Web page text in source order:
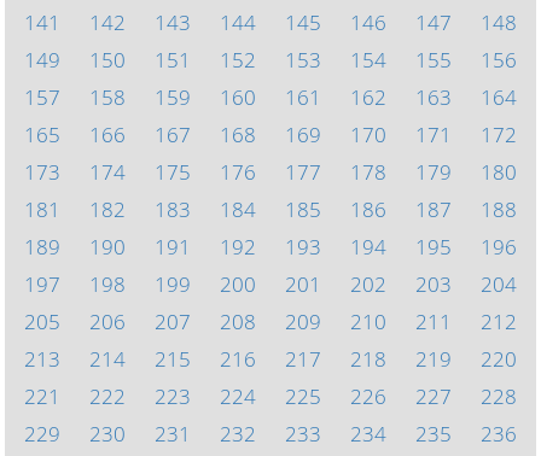
141
142 143 144 145 146 147
148
149
150 151 152 153 154 155
156
157
158 159 160 161 162 163
164
165
166 167 168 169 170 171
172
173
174 175 176 177 178 179
180
181
182 183 184 185 186 187
188
189
190 191 192 193 194 195
196
197
198 199 200 201 202 203
204
205
206 207 208 209 210 211
212
213
214 215 216 217 218 219
220
221
222 223 224 225 226 227
228
229
230 231 232 233 234 235
236